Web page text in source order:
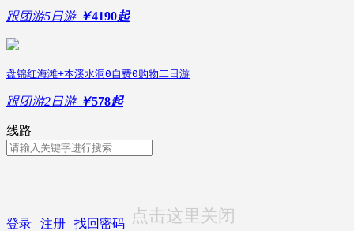
跟团游5日游 ￥4190起
盘锦红海滩+本溪水洞0自费0购物二日游
跟团游2日游 ￥578起
线路
点击这里关闭
登录 | 注册 | 找回密码